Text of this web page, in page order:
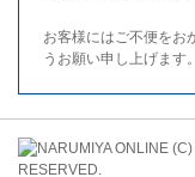
お客様にはご不便をお
うお願い申し上げます。